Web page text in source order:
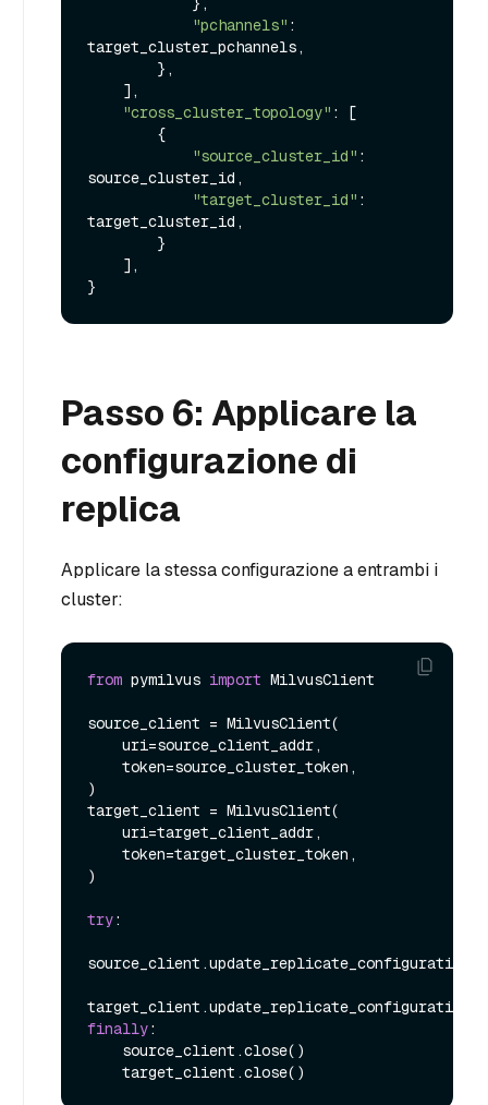
"pchannels" :
target_cluster_pchannels,
"cross_cluster_topology" : [
"source_cluster_id" :
source_cluster_id,
"target_cluster_id" :
target_cluster_id,
Passo 6: Applicare la
configurazione di
replica
Applicare la stessa configurazione a entrambi i
cluster:
from pymilvus import MilvusClient
source_client = MilvusClient(
)
target_client = MilvusClient(
)
try:
finally: